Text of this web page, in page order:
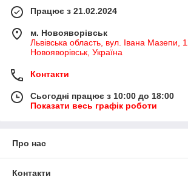
Працює з 21.02.2024
м. Новояворівськ
Львівська область, вул. Івана Мазепи,
Новояворівськ, Україна
Контакти
Сьогодні працює з 10:00 до 18:00
Показати весь графік роботи
Про нас
Контакти